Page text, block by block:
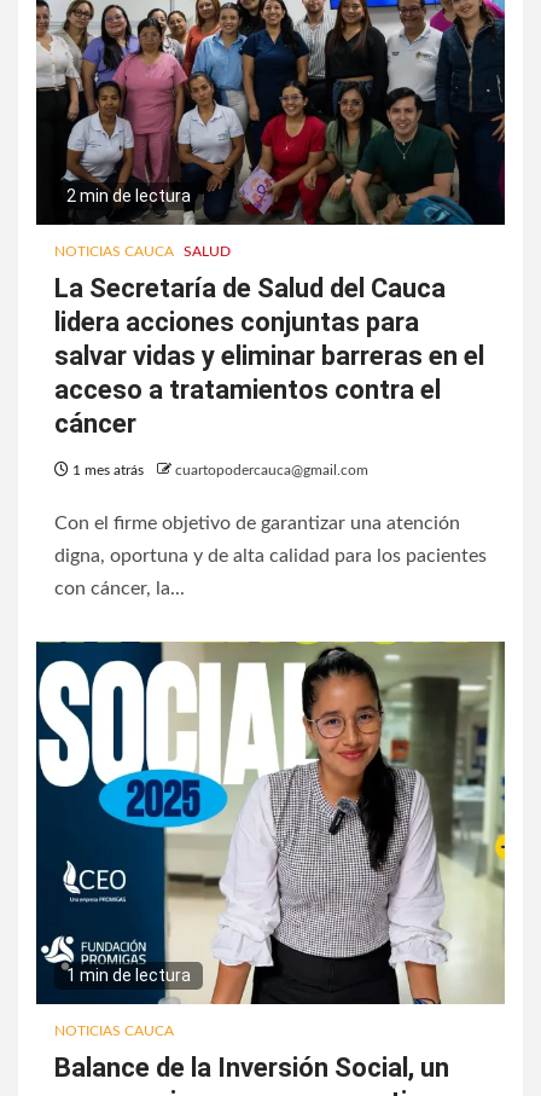
2 min de lectura
NOTICIAS CAUCA SALUD
La Secretaría de Salud del Cauca
lidera acciones conjuntas para
salvar vidas y eliminar barreras en el
acceso a tratamientos contra el
cáncer
1 mes atrás cuartopodercauca@gmail.com
Con el firme objetivo de garantizar una atención
digna, oportuna y de alta calidad para los pacientes
con cáncer, la...
1 min de lectura
NOTICIAS CAUCA
Balance de la Inversión Social, un